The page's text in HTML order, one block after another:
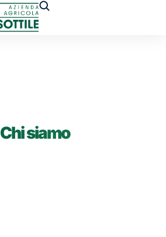
Chi siamo